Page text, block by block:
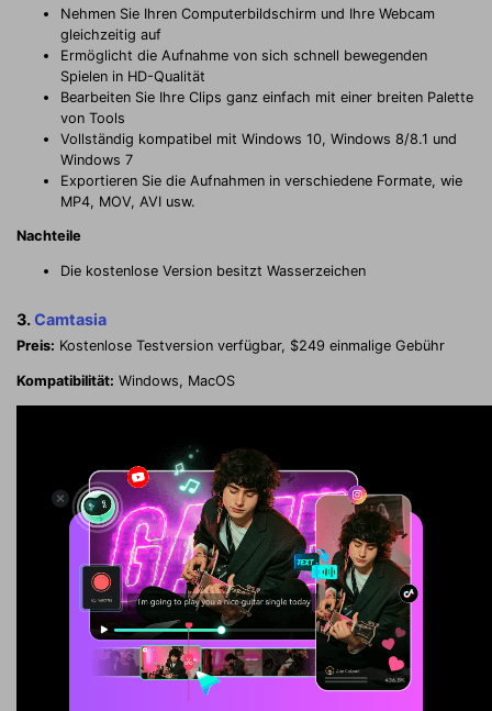
Nehmen Sie Ihren Computerbildschirm und Ihre Webcam
gleichzeitig auf
Ermöglicht die Aufnahme von sich schnell bewegenden
Spielen in HD-Qualität
Bearbeiten Sie Ihre Clips ganz einfach mit einer breiten Palette
von Tools
Vollständig kompatibel mit Windows 10, Windows 8/8.1 und
Windows 7
Exportieren Sie die Aufnahmen in verschiedene Formate, wie
MP4, MOV, AVI usw.
Nachteile
Die kostenlose Version besitzt Wasserzeichen
3.Camtasia
Preis: Kostenlose Testversion verfügbar, $249 einmalige Gebühr
Kompatibilität: Windows, MacOS